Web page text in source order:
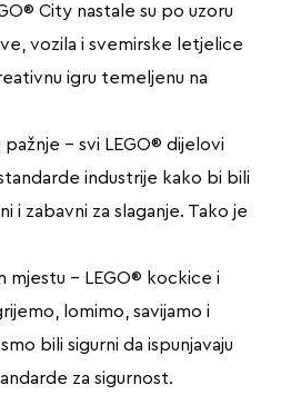
City nastale su po uzoru
vozila i svemirske letjelice
igru temeljenu na
– svi LEGO® dijelovi
industrije kako bi bili
i zabavni za slaganje. Tako je
mjestu – LEGO® kockice i
lomimo, savijamo i
bili sigurni da ispunjavaju
za sigurnost.